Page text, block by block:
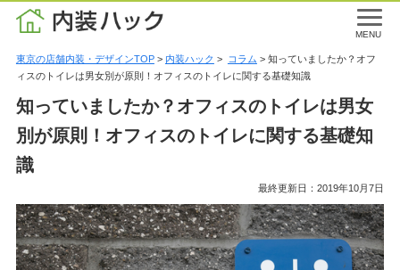
MENU
東京の店舗内装・デザインTOP> 内装ハック > コラム > 知っていましたか？オフ
ィスのトイレは男女別が原則！オフィスのトイレに関する基礎知識
知っていましたか？オフィスのトイレは男女
別が原則！オフィスのトイレに関する基礎知
識
最終更新日：2019年10月7日